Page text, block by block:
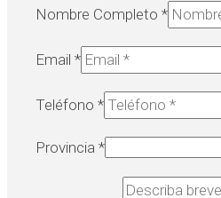
Nombre Completo *
Email *
Teléfono *
Provincia *